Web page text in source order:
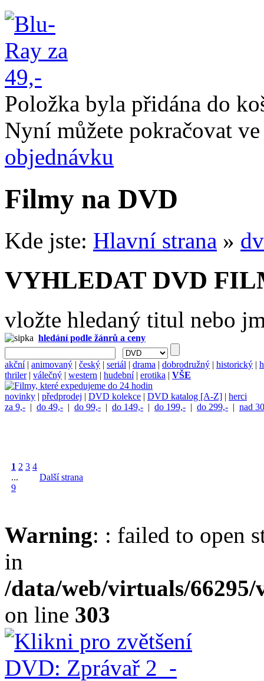
Položka byla přidána do
Nyní můžete pokračovat
objednávku
Filmy na DVD
Kde jste: Hlavní strana »
VYHLEDAT DVD
vložte hledaný titul nebo
hledání podle žánrů a ceny
akční| animovaný | český | seriál | drama | dobrodružný | historický |
thriler| válečný | western | hudební| erotika | VŠE
novinky | předprodej | DVD kolekce | DVD katalog [A-Z] | herci
za 9,- | do 49,- | do 99,- | do 149,- | do 199,- | do 299,- | nad
1 2 3 4
...
9
Další strana
Warning: : failed to open
in
/data/web/virtuals/
on line 303